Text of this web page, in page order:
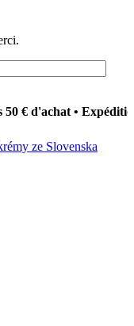
• Expédition sous